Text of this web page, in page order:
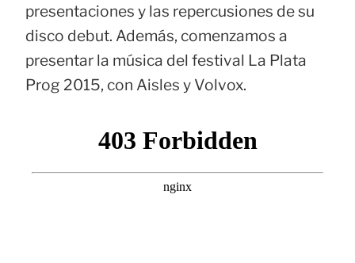
presentaciones y las repercusiones de su
disco debut. Además, comenzamos a
presentar la música del festival La Plata
Prog 2015, con Aisles y Volvox.